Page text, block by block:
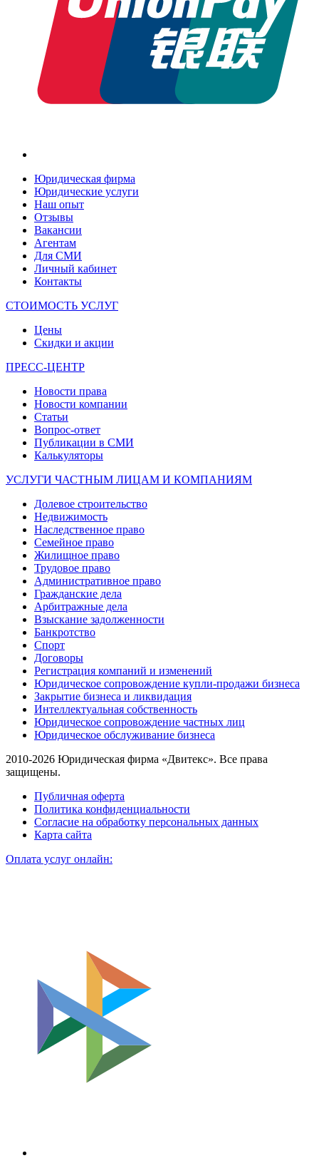
Юридическая фирма
Юридические услуги
Наш опыт
Отзывы
Вакансии
Агентам
Для СМИ
Личный кабинет
Контакты
СТОИМОСТЬ УСЛУГ
Цены
Скидки и акции
ПРЕСС-ЦЕНТР
Новости права
Новости компании
Статьи
Вопрос-ответ
Публикации в СМИ
Калькуляторы
УСЛУГИ ЧАСТНЫМ ЛИЦАМ И КОМПАНИЯМ
Долевое строительство
Недвижимость
Наследственное право
Семейное право
Жилищное право
Трудовое право
Административное право
Гражданские дела
Арбитражные дела
Взыскание задолженности
Банкротство
Спорт
Договоры
Регистрация компаний и изменений
Юридическое сопровождение купли-продажи бизнеса
Закрытие бизнеса и ликвидация
Интеллектуальная собственность
Юридическое сопровождение частных лиц
Юридическое обслуживание бизнеса
2010-2026 Юридическая фирма «Двитекс». Все права
защищены.
Публичная оферта
Политика конфиденциальности
Согласие на обработку персональных данных
Карта сайта
Оплата услуг онлайн: